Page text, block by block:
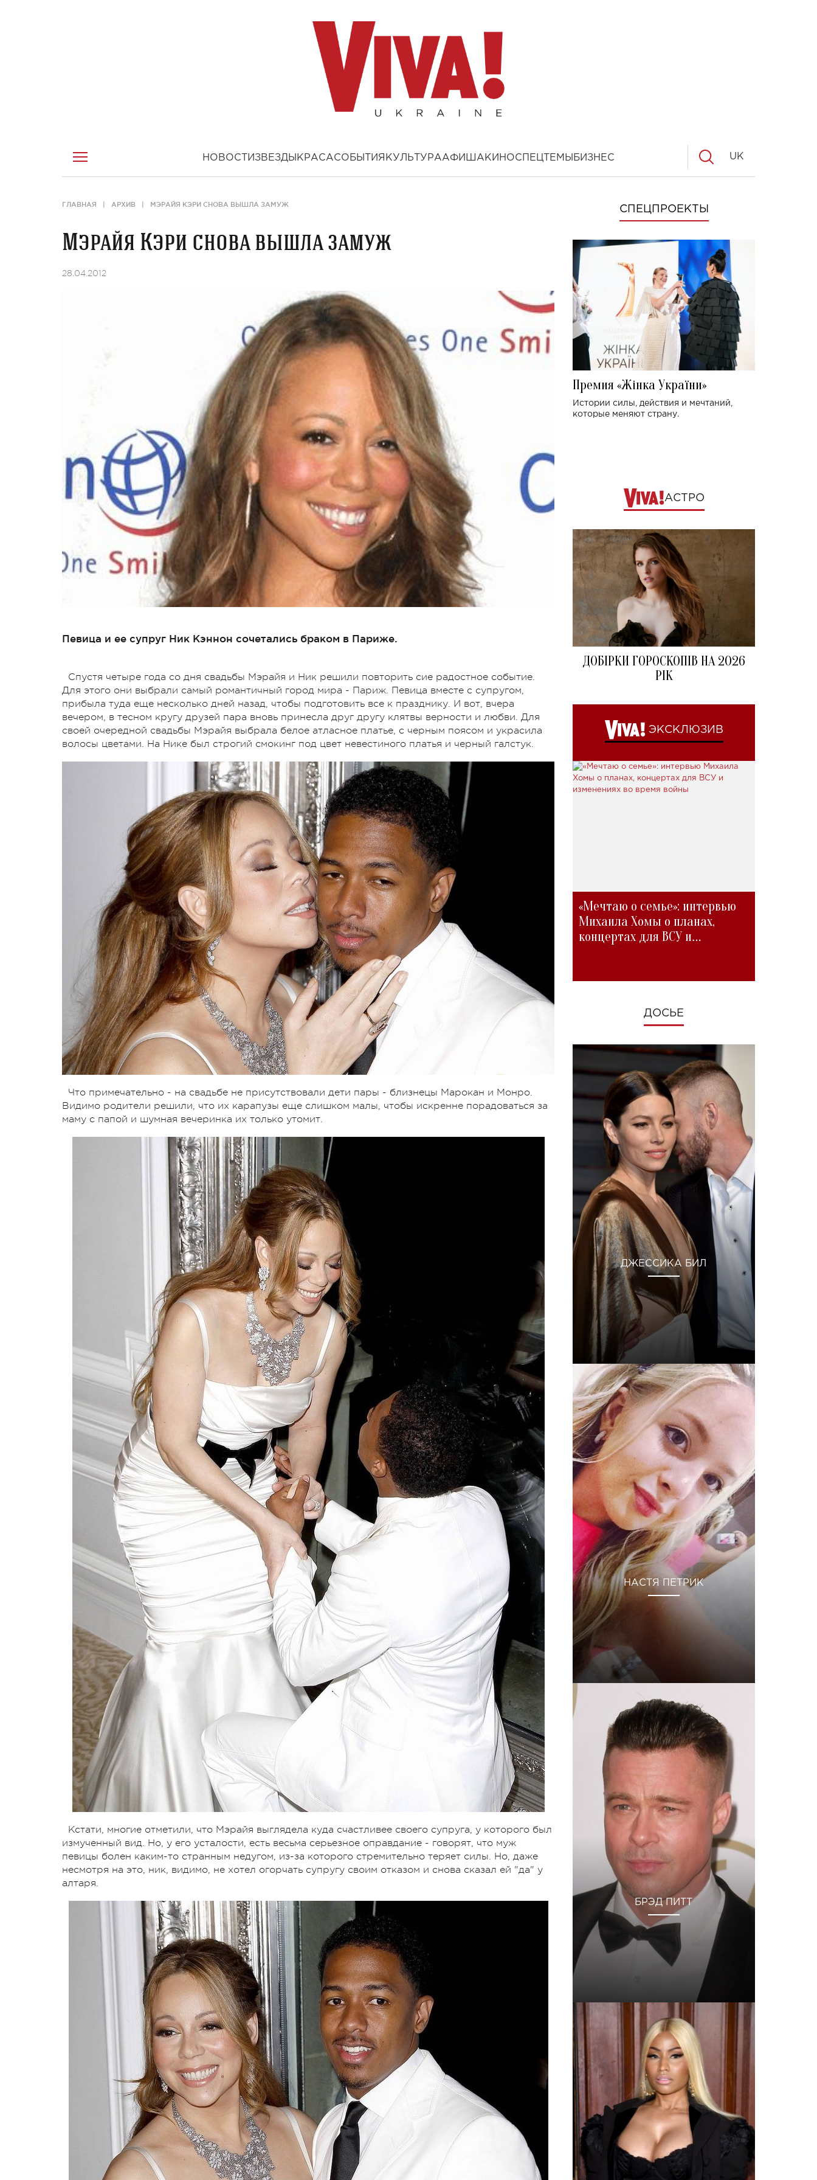
НОВОСТИ ЗВЕЗДЫ КРАСАСОБЫТИЯ КУЛЬТУРААФИША КИНОСПЕЦТЕМЫ БИЗНЕС UK
ГЛАВНАЯ АРХИВ МЭРАЙЯ КЭРИ СНОВА ВЫШЛА ЗАМУЖ
Мэрайя Кэри снова вышла замуж
28.04.2012
Певица и ее супруг Ник Кэннон сочетались браком в Париже.
Спустя четыре года со дня свадьбы Мэрайя и Ник решили повторить сие радостное событие.
Для этого они выбрали самый романтичный город мира - Париж. Певица вместе с супругом,
прибыла туда еще несколько дней назад, чтобы подготовить все к празднику. И вот, вчера
вечером, в тесном кругу друзей пара вновь принесла друг другу клятвы верности и любви. Для
своей очередной свадьбы Мэрайя выбрала белое атласное платье, с черным поясом и украсила
волосы цветами. На Нике был строгий смокинг под цвет невестиного платья и черный галстук.
Что примечательно - на свадьбе не присутствовали дети пары - близнецы Марокан и Монро.
Видимо родители решили, что их карапузы еще слишком малы, чтобы искренне порадоваться за
маму с папой и шумная вечеринка их только утомит.
Кстати, многие отметили, что Мэрайя выглядела куда счастливее своего супруга, у которого был
измученный вид. Но, у его усталости, есть весьма серьезное оправдание - говорят, что муж
певицы болен каким-то странным недугом, из-за которого стремительно теряет силы. Но, даже
несмотря на это, ник, видимо, не хотел огорчать супругу своим отказом и снова сказал ей "да" у
алтаря.
СПЕЦПРОЕКТЫ
Премия «Жінка України»
Истории силы, действия и мечтаний,
которые меняют страну.
АСТРО
ДОБІРКИ ГОРОСКОПІВ НА 2026
РІК
ЭКСКЛЮЗИВ
«Мечтаю о семье»: интервью
Михаила Хомы о планах,
концертах для ВСУ и
ДОСЬЕ
ДЖЕССИКА БИЛ
НАСТЯ ПЕТРИК
БРЭД ПИТТ